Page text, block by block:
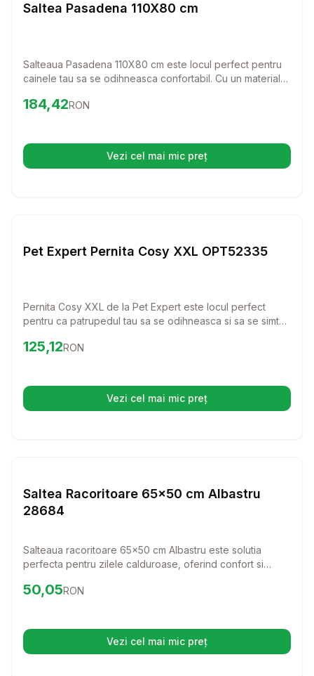
Saltea Pasadena 110X80 cm
Salteaua Pasadena 110X80 cm este locul perfect pentru
cainele tau sa se odihneasca confortabil. Cu un material
rapid preferata blanosului tau!
Preț: 184.42
184,42RON
Vezi cel mai mic preț(se deschide într-o filă nouă)
Perne
Pet Expert Pernita Cosy XXL OPT52335
Pernita Cosy XXL de la Pet Expert este locul perfect
pentru ca patrupedul tau sa se odihneasca si sa se simta
pernita ofera confort si relaxare, transformandu-se rapid
Preț:125.12
125,12RON
Vezi cel mai mic preț(se deschide într-o filă nouă)
Saltea Racoritoare 65x50 cm Albastru
28684
Salteaua racoritoare 65x50 cm Albastru este solutia
perfecta pentru zilele calduroase, oferind confort si
contact, aceasta saltea ii va oferi cainelui tau un loc
Preț:50.05
50,05RON
Vezi cel mai mic preț(se deschide într-o filă nouă)